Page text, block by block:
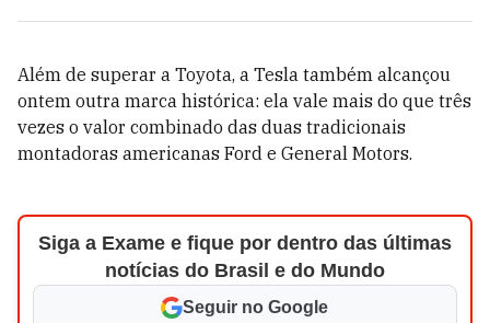
Além de superar a Toyota, a Tesla também alcançou
ontem outra marca histórica: ela vale mais do que três
vezes o valor combinado das duas tradicionais
montadoras americanas Ford e General Motors.
Siga a Exame e fique por dentro das últimas
notícias do Brasil e do Mundo
Seguir no Google